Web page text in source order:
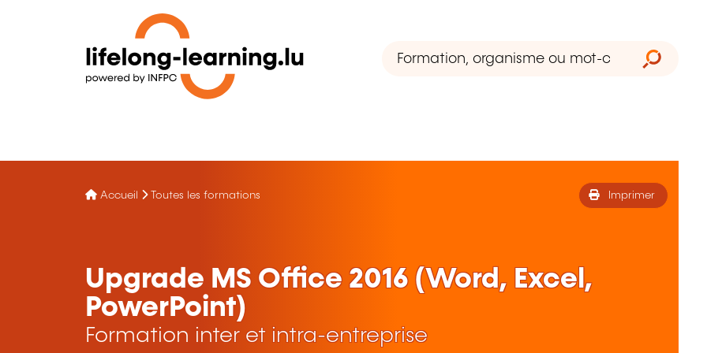
Accueil Toutes les formations Imprimer
Upgrade MS Office 2016 (Word, Excel,
PowerPoint)
Formation inter et intra-entreprise